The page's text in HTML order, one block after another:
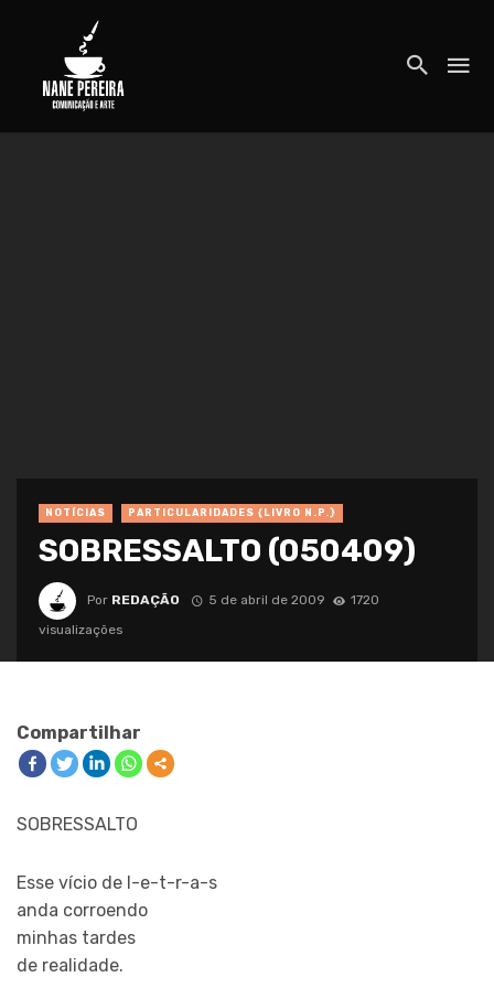
NOTÍCIAS PARTICULARIDADES {LIVRO N.P.}
SOBRESSALTO (050409)
Por REDAÇÃO 5 de abril de 2009
1720
visualizações
Compartilhar
SOBRESSALTO
Esse vício de l-e-t-r-a-s
anda corroendo
minhas tardes
de realidade.